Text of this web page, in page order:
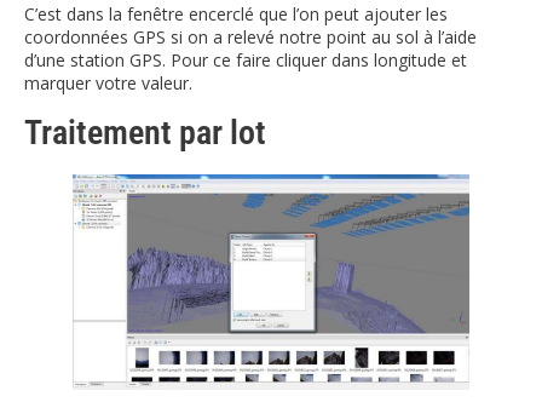
C’est dans la fenêtre encerclé que l’on peut ajouter les
coordonnées GPS si on a relevé notre point au sol à l’aide
d’une station GPS. Pour ce faire cliquer dans longitude et
marquer votre valeur.
Traitement par lot